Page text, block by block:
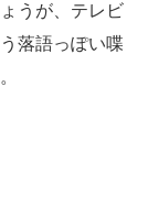
うが、テレビ
落語っぽい喋